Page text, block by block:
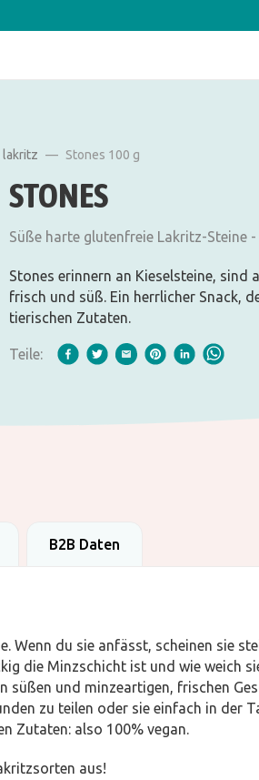
lakritz Stones 100 g
STONES
Süße harte glutenfreie Lakritz-Steine -
Stones erinnern an Kieselsteine, sind
frisch und süß. Ein herrlicher Snack,
tierischen Zutaten.
Teile:
B2B Daten
Wenn du sie anfässt, scheinen sie
die Minzschicht ist und wie weich
süßen und minzeartigen, frischen
zu teilen oder sie einfach in der
Zutaten: also 100% vegan.
aus!